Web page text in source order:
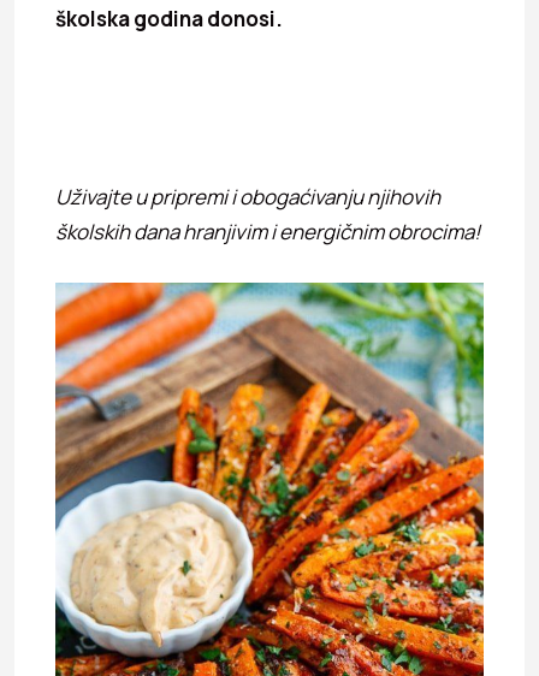
školska godina donosi.
Uživajte u pripremi i obogaćivanju njihovih
školskih dana hranjivim i energičnim obrocima!